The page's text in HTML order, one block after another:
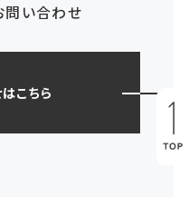
問い合わせ
こちら